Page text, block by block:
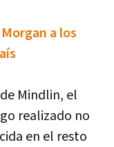
a los
de Mindlin, el
realizado no
en el resto